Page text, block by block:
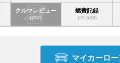
クルマレビュー
(782)
燃費記録
(22,683)
マイカーロー